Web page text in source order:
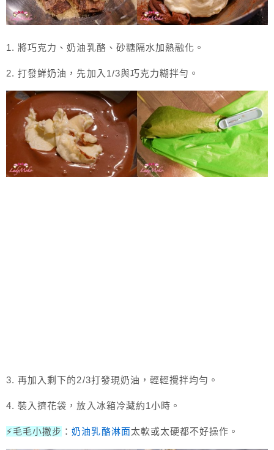
1. 將巧克力、奶油乳酪、砂糖隔水加熱融化。
2. 打發鮮奶油，先加入1/3與巧克力糊拌勻。
3. 再加入剩下的2/3打發現奶油，輕輕攪拌均勻。
4. 裝入擠花袋，放入冰箱冷藏約1小時。
⚡毛毛小撇步 ：奶油乳酪淋面太軟或太硬都不好操作。